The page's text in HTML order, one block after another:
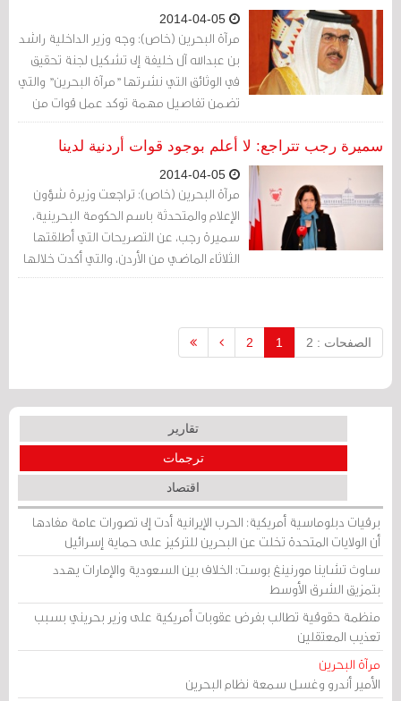
مرآة البحرين (خاص): وجه وزير الداخلية راشد
بن عبدالله آل خليفة إلى تشكيل لجنة تحقيق
في الوثائق التي نشرتها "مرآة البحرين" والتي
تضمن تفاصيل مهمة توكد عمل قوات من
الدرك الأردني في الأجهزة الأمنية البحرينية.
سميرة رجب تتراجع: لا أعلم بوجود قوات أردنية لدينا
مرآة البحرين (خاص): تراجعت وزيرة شؤون
الإعلام والمتحدثة باسم الحكومة البحرينية،
سميرة رجب، عن التصريحات التي أطلقتها
الثلاثاء الماضي من الأردن، والتي أكدت خلالها
وجود قوات من الدرك الأردني في البحرين
الصفحات : 2 1
2
تقارير
ترجمات
اقتصاد
برقيات دبلوماسية أمريكية: الحرب الإيرانية أدت إلى تصورات عامة مفادها
أن الولايات المتحدة تخلت عن البحرين للتركيز على حماية إسرائيل
ساوث تشاينا مورنينغ بوست: الخلاف بين السعودية والإمارات يهدد
بتمزيق الشرق الأوسط
منظمة حقوقية تطالب بفرض عقوبات أمريكية على وزير بحريني بسبب
تعذيب المعتقلين
مرآة البحرين
الأمير أندرو وغسل سمعة نظام البحرين